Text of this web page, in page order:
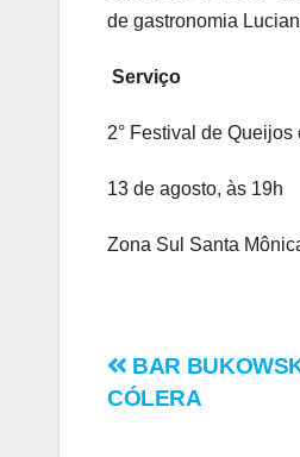
de gastronomia
Serviço
2° Festival de
13 de agosto, às 19h
Zona Sul Santa
BAR
CÓLERA